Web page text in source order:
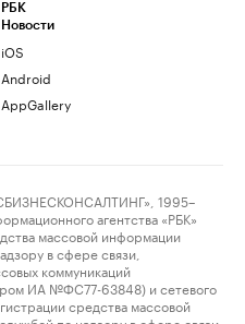
РБК
Новости
iOS
Android
AppGallery
1995–
агентства «РБК»
массовой информации
в сфере связи,
коммуникаций
ИА №ФС77-63848) и сетевого
средства массовой